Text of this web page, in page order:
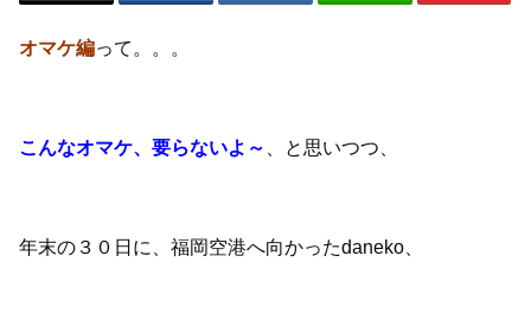
オマケ編って。。。
こんなオマケ、要らないよ～ 、と思いつつ、
年末の３０日に、福岡空港へ向かったdaneko、